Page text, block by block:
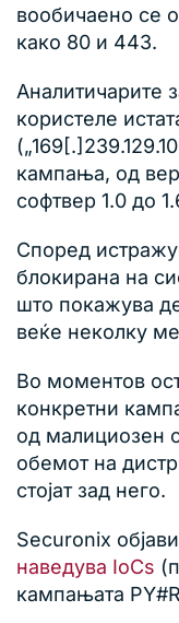
вообичаено се
како 80 и 443.
Аналитичарите
користеле
кампања, од
софтвер 1.0 до
Според
блокирана на
што покажува
веќе неколку
Во моментов
конкретни
од малициозен
обемот на
стојат зад него.
Securonix
наведува IoCs
кампањата